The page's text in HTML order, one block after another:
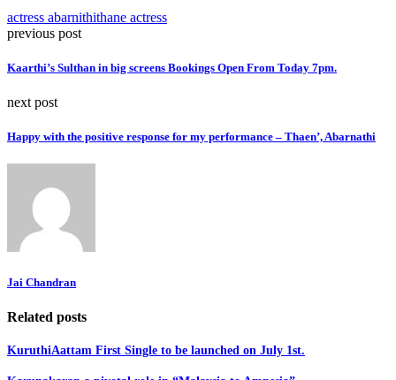
actress abarnithithane actress
previous post
Kaarthi’s Sulthan in big screens Bookings Open From Today 7pm.
next post
Happy with the positive response for my performance – Thaen’, Abarnathi
Jai Chandran
Related posts
KuruthiAattam First Single to be launched on July 1st.